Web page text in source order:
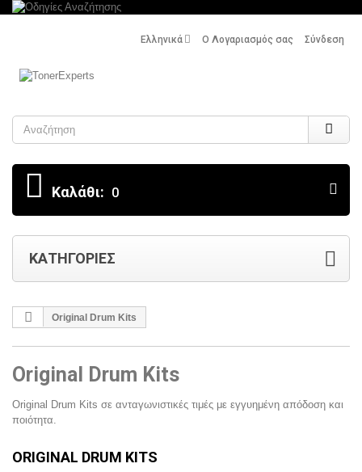
Σύνδεση
Ο Λογαριασμός σας
Ελληνικά
Search
Καλάθι: 0
ΚΑΤΗΓΟΡΊΕΣ
Original Drum Kits
Original Drum Kits
Original Drum Kits σε ανταγωνιστικές τιμές με εγγυημένη απόδοση και
ποιότητα.
ORIGINAL DRUM KITS